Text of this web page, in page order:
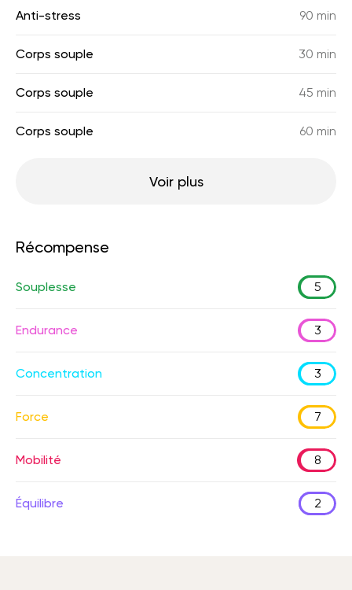
Anti-stress 90 min
Corps souple 30 min
Corps souple 45 min
Corps souple 60 min
Voir plus
Récompense
Souplesse 5
Endurance 3
Concentration 3
Force 7
Mobilité 8
Équilibre 2